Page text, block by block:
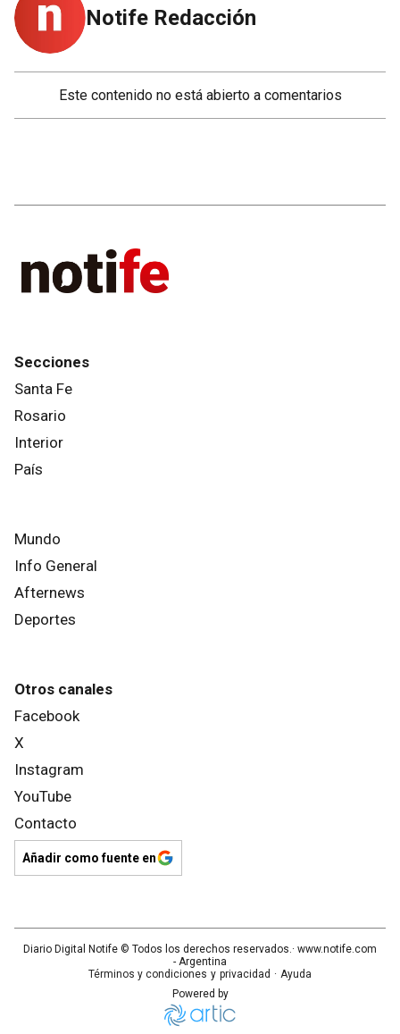
Notife Redacción
Este contenido no está abierto a comentarios
Secciones
Santa Fe
Rosario
Interior
País
Mundo
Info General
Afternews
Deportes
Otros canales
Facebook
X
Instagram
YouTube
Contacto
Añadir como fuente en
Diario Digital Notife © Todos los derechos reservados.· www.notife.com
- Argentina
Términos y condiciones y privacidad · Ayuda
Powered by